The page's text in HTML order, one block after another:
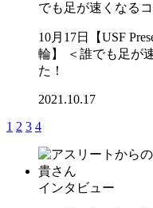
でも足が速くなる
10月17日【USF
輪】 ＜誰でも足が
た！
2021.10.17
1 2 3 4
インタビュー